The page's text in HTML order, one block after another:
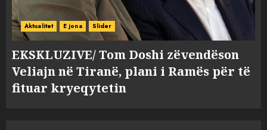
Aktualitet E jona Slider
EKSKLUZIVE/ Tom Doshi zëvendëson
Veliajn në Tiranë, plani i Ramës për të
fituar kryeqytetin